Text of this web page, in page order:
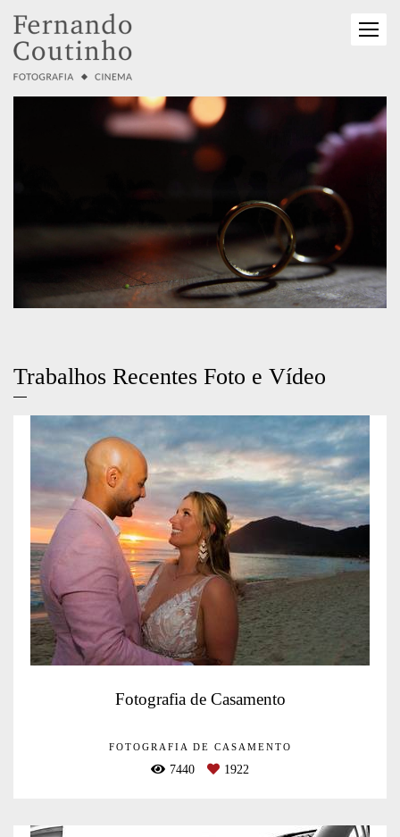
Trabalhos Recentes Foto e Vídeo
Fotografia de Casamento
FOTOGRAFIA DE CASAMENTO
7440 1922